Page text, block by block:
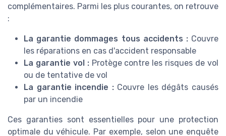
complémentaires. Parmi les plus courantes, on retrouve
:
La garantie dommages tous accidents :Couvre
les réparations en cas d'accident responsable
La garantie vol :Protège contre les risques de vol
ou de tentative de vol
La garantie incendie :Couvre les dégâts causés
par un incendie
Ces garanties sont essentielles pour une protection
optimale du véhicule. Par exemple, selon une enquête